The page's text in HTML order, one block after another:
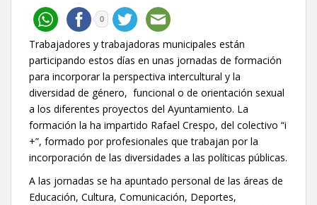
0
Trabajadores y trabajadoras municipales están
participando estos días en unas jornadas de formación
para incorporar la perspectiva intercultural y la
diversidad de género, funcional o de orientación sexual
a los diferentes proyectos del Ayuntamiento. La
formación la ha impartido Rafael Crespo, del colectivo “i
+”, formado por profesionales que trabajan por la
incorporación de las diversidades a las políticas públicas.
A las jornadas se ha apuntado personal de las áreas de
Educación, Cultura, Comunicación, Deportes,